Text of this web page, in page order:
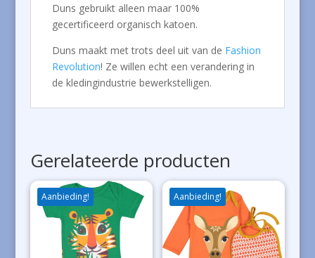
Duns gebruikt alleen maar 100%
gecertificeerd organisch katoen.
Duns maakt met trots deel uit van de Fashion
Revolution! Ze willen echt een verandering in
de kledingindustrie bewerkstelligen.
Gerelateerde producten
Aanbieding! Aanbieding!